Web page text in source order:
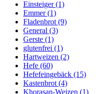
Einsteiger(1)
Emmer(1)
Fladenbrot (9)
General (3)
Gerste (1)
glutenfrei (1)
Hartweizen (2)
Hefe (60)
Hefefeingebäck (15)
Kastenbrot (4)
Khorasan-Weizen (1)